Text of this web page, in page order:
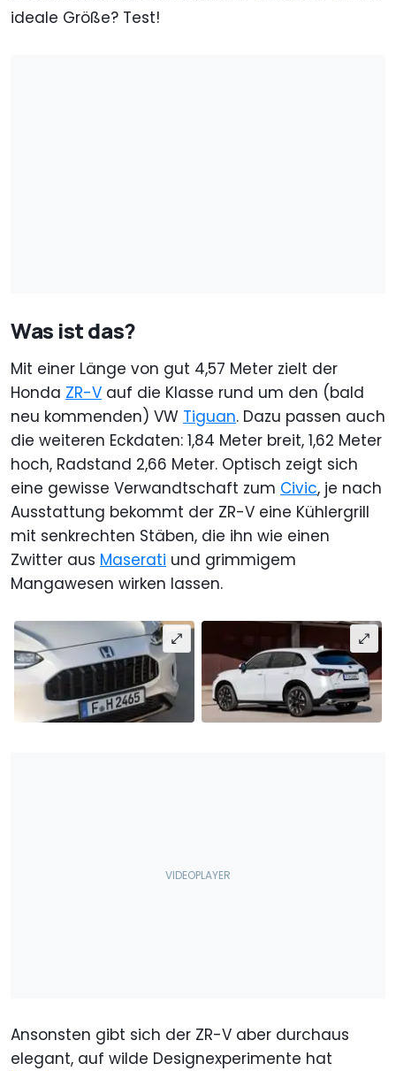
ideale Größe? Test!
Was ist das?
Mit einer Länge von gut 4,57 Meter zielt der
Honda ZR-V auf die Klasse rund um den (bald
neu kommenden) VW Tiguan. Dazu passen auch
die weiteren Eckdaten: 1,84 Meter breit, 1,62 Meter
hoch, Radstand 2,66 Meter. Optisch zeigt sich
eine gewisse Verwandtschaft zum Civic, je nach
Ausstattung bekommt der ZR-V eine Kühlergrill
mit senkrechten Stäben, die ihn wie einen
Zwitter aus Maserati und grimmigem
Mangawesen wirken lassen.
Ansonsten gibt sich der ZR-V aber durchaus
elegant, auf wilde Designexperimente hat